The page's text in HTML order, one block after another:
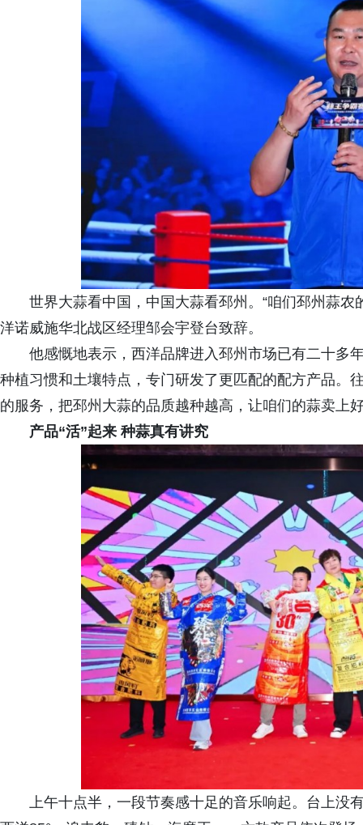
世界大蒜看中国，中国大蒜看邳州。“咱们邳州蒜农
洋诺威施华北战区经理邹会宇登台致辞。
他感慨地表示，西洋品牌进入邳州市场已有二十多
种植习惯和土壤特点，专门研发了更匹配的配方产品。
的服务，把邳州大蒜的品质越种越高，让咱们的蒜卖上
产品“活”起来 种蒜真有讲究
上午十点半，一段节奏感十足的音乐响起。台上没